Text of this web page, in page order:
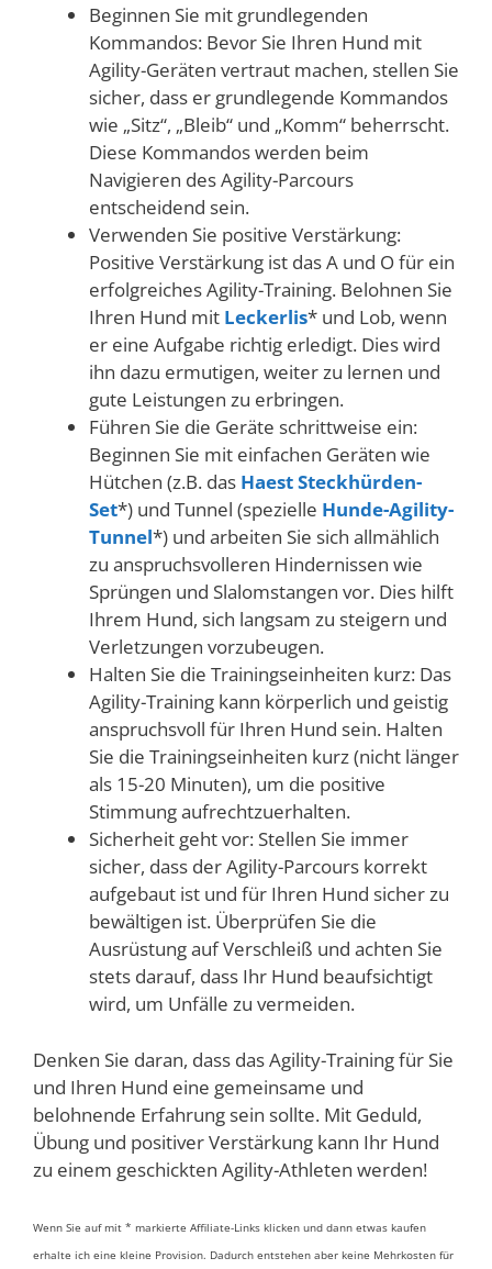
Beginnen Sie mit grundlegenden
Kommandos: Bevor Sie Ihren Hund mit
Agility-Geräten vertraut machen, stellen Sie
sicher, dass er grundlegende Kommandos
wie „Sitz“, „Bleib“ und „Komm“ beherrscht.
Diese Kommandos werden beim
Navigieren des Agility-Parcours
entscheidend sein.
Verwenden Sie positive Verstärkung:
Positive Verstärkung ist das A und O für ein
erfolgreiches Agility-Training. Belohnen Sie
Ihren Hund mit Leckerlis* und Lob, wenn
er eine Aufgabe richtig erledigt. Dies wird
ihn dazu ermutigen, weiter zu lernen und
gute Leistungen zu erbringen.
Führen Sie die Geräte schrittweise ein:
Beginnen Sie mit einfachen Geräten wie
Hütchen (z.B. das Haest Steckhürden-
Set*) und Tunnel (spezielle Hunde-Agility-
Tunnel*) und arbeiten Sie sich allmählich
zu anspruchsvolleren Hindernissen wie
Sprüngen und Slalomstangen vor. Dies hilft
Ihrem Hund, sich langsam zu steigern und
Verletzungen vorzubeugen.
Halten Sie die Trainingseinheiten kurz: Das
Agility-Training kann körperlich und geistig
anspruchsvoll für Ihren Hund sein. Halten
Sie die Trainingseinheiten kurz (nicht länger
als 15-20 Minuten), um die positive
Stimmung aufrechtzuerhalten.
Sicherheit geht vor: Stellen Sie immer
sicher, dass der Agility-Parcours korrekt
aufgebaut ist und für Ihren Hund sicher zu
bewältigen ist. Überprüfen Sie die
Ausrüstung auf Verschleiß und achten Sie
stets darauf, dass Ihr Hund beaufsichtigt
wird, um Unfälle zu vermeiden.
Denken Sie daran, dass das Agility-Training für Sie
und Ihren Hund eine gemeinsame und
belohnende Erfahrung sein sollte. Mit Geduld,
Übung und positiver Verstärkung kann Ihr Hund
zu einem geschickten Agility-Athleten werden!
Wenn Sie auf mit * markierte Affiliate-Links klicken und dann etwas kaufen
erhalte ich eine kleine Provision. Dadurch entstehen aber keine Mehrkosten für